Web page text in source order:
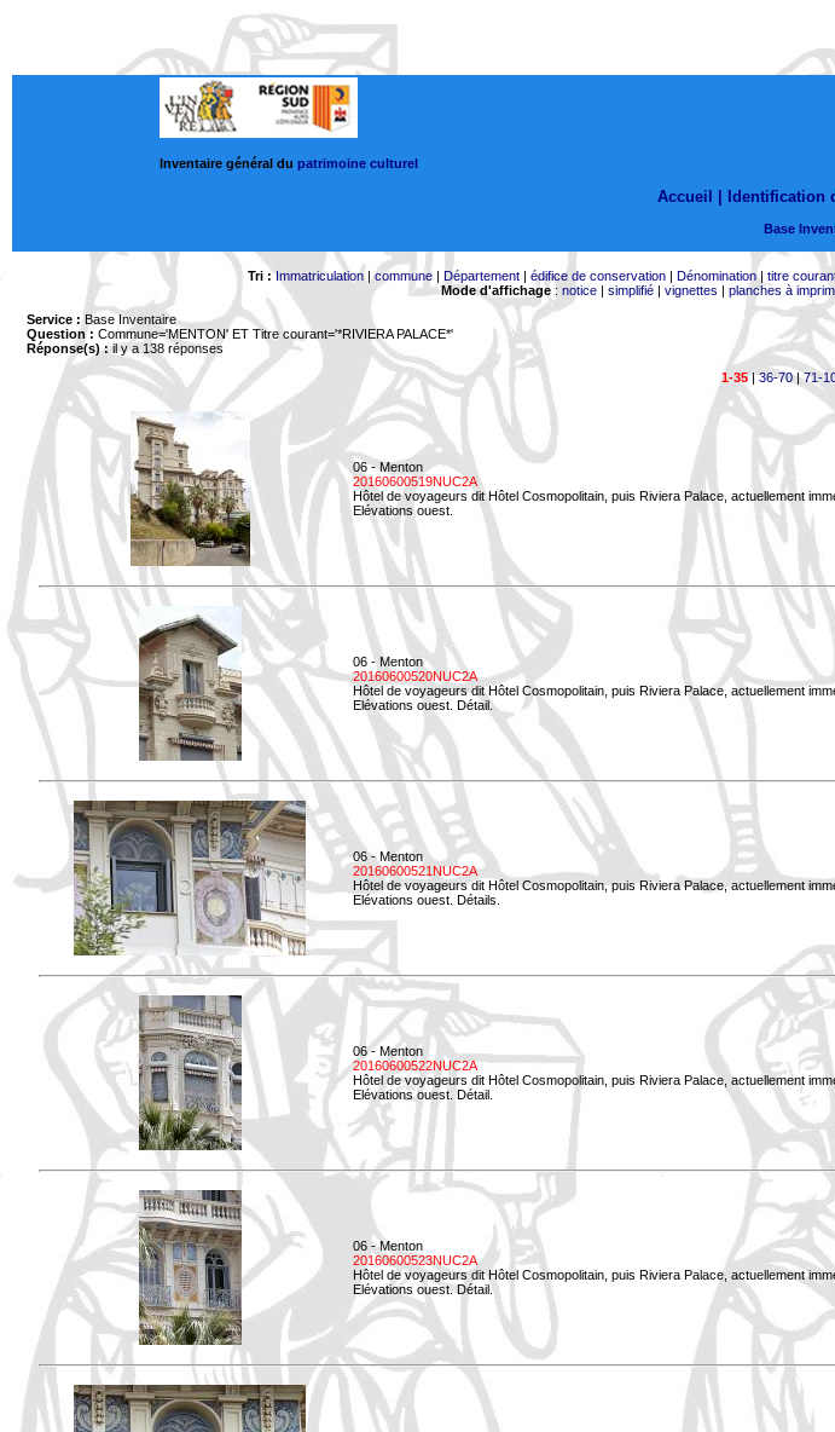
Inventaire général du patrimoine culturel
Accueil | Identification
Base
Tri : Immatriculation|commune| Département| édifice de conservation| Dénomination| titre
Mode d'affichage: notice| simplifié| vignettes | planches à
Service : Base Inventaire
Question : Commune='MENTON' ET Titre courant='*RIVIERA PALACE*'
Réponse(s) :il y a 138 réponses
1-35|36-70|71-
06 - Menton
20160600519NUC2A
Hôtel de voyageurs dit Hôtel Cosmopolitain, puis Riviera Palace, actuellement
Elévations ouest.
06 - Menton
20160600520NUC2A
Hôtel de voyageurs dit Hôtel Cosmopolitain, puis Riviera Palace, actuellement
Elévations ouest. Détail.
06 - Menton
20160600521NUC2A
Hôtel de voyageurs dit Hôtel Cosmopolitain, puis Riviera Palace, actuellement
Elévations ouest. Détails.
06 - Menton
20160600522NUC2A
Hôtel de voyageurs dit Hôtel Cosmopolitain, puis Riviera Palace, actuellement
Elévations ouest. Détail.
06 - Menton
20160600523NUC2A
Hôtel de voyageurs dit Hôtel Cosmopolitain, puis Riviera Palace, actuellement
Elévations ouest. Détail.